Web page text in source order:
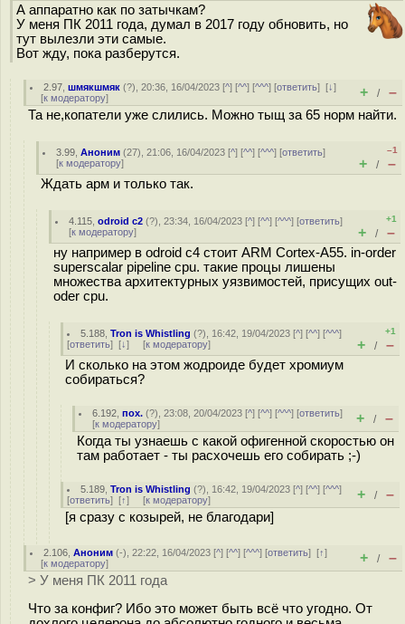
А аппаратно как по затычкам?
У меня ПК 2011 года, думал в 2017 году обновить, но
тут вылезли эти самые.
Вот жду, пока разберутся.
2.97 ,шмякшмяк (?), 20:36, 16/04/2023 [^] [^^] [^^^] [ответить][↓]
[к модератору] + / –
Та не,копатели уже слились. Можно тыщ за 65 норм найти.
3.99 ,Аноним (27), 21:06, 16/04/2023 [^] [^^] [^^^] [ответить]
[к модератору]
–1
+ / –
Ждать арм и только так.
4.115 ,odroid c2 (?), 23:34, 16/04/2023 [^] [^^] [^^^] [ответить]
[к модератору]
+1
+ / –
ну например в odroid c4 стоит ARM Cortex-A55. in-order
superscalar pipeline cpu. такие процы лишены
множества архитектурных уязвимостей, присущих out-
oder cpu.
5.188 ,Tron is Whistling (?), 16:42, 19/04/2023 [^] [^^] [^^^]
[ответить] [↓] [к модератору]
+1
+ / –
И сколько на этом жодроиде будет хромиум
собираться?
6.192 ,пох. (?), 23:08, 20/04/2023 [^] [^^] [^^^] [ответить]
[к модератору] + / –
Когда ты узнаешь с какой офигенной скоростью он
там работает - ты расхочешь его собирать ;-)
5.189 ,Tron is Whistling (?), 16:42, 19/04/2023 [^] [^^] [^^^]
[ответить] [↑] [к модератору] + / –
[я сразу с козырей, не благодари]
2.106 ,Аноним (-), 22:22, 16/04/2023 [^] [^^] [^^^] [ответить][↑]
[к модератору] + / –
> У меня ПК 2011 года
Что за конфиг? Ибо это может быть всё что угодно. От